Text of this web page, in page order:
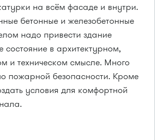
на всём фасаде и внутри.
бетонные и железобетонные
надо привести здание
состояние в архитектурном,
и техническом смысле. Много
пожарной безопасности. Кроме
условия для комфортной